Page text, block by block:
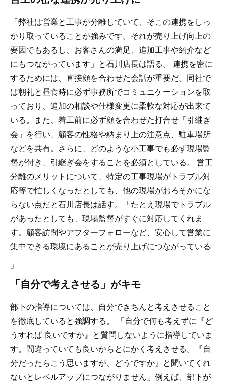
「弊社は営業と工事が分離していて、そこの連携をしっ
かり取っていることが強みです。それが売り上げ向上の
要因でもあるし、お客さんの満足、追加工事や紹介など
にもつながっています」と石川店長は語る。 連携を密に
するためには、直接顔を合わせた会話が重要だ。同社で
は朝礼と昼食時に必ず事務所でコミュニケーションを取
っており、追加の相談や仕様変更に柔軟な対応が出来て
いる。また、着工前に必ず顔を合わせた打合せ「引継ぎ
会」を行い、顧客の性格や納まり上の注意点、駐車場所
などを共有。さらに、どのような小工事でも必ず現場監
督が付き、引継ぎ会をすることを必須としている。 営工
分離のメリットについて、特定の工事現場がトラブル対
応等で忙しくなったとしても、他の現場がおろそかにな
らない点だと石川店長は話す。「たとえ現場でトラブル
があったとしても、現場監督がすぐに対応してくれま
す。顧客訪問やアフターフォローなど、安心して営業に
集中できる環境にあることが売り上げにつながっている
」
「自分で考えさせる」がキモ
部下の指導については、自分できちんと考えさせること
を徹底していると強調する。 「自分で何も考えずに『ど
うすれば 良いですか』と質問しないように指導していま
す。間違っていても良いからとにかく考えさせる。『自
分だったらこう思いますが、どうですか』と聞いてくれ
ないとレベルアップにつながりません」例えば、部下が